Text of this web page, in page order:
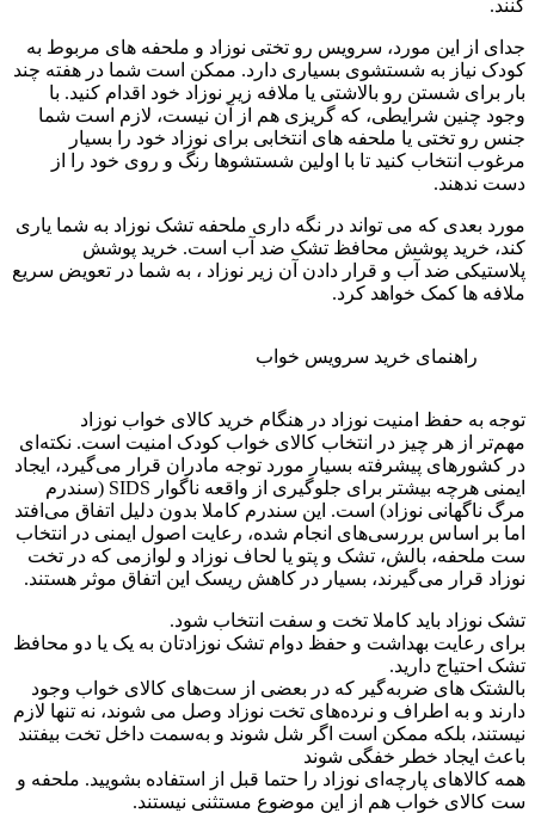
کنند.
جدای از این مورد، سرویس رو تختی نوزاد و ملحفه های مربوط به
کودک نیاز به شستشوی بسیاری دارد. ممکن است شما در هفته چند
بار برای شستن رو بالاشتی یا ملافه زیر نوزاد خود اقدام کنید. با
وجود چنین شرایطی، که گریزی هم از آن نیست، لازم است شما
جنس رو تختی یا ملحفه های انتخابی برای نوزاد خود را بسیار
مرغوب انتخاب کنید تا با اولین شستشوها رنگ و روی خود را از
دست ندهند.
مورد بعدی که می تواند در نگه داری ملحفه تشک نوزاد به شما یاری
کند، خرید پوشش محافظ تشک ضد آب است. خرید پوشش
پلاستیکی ضد آب و قرار دادن آن زیر نوزاد ، به شما در تعویض سریع
ملافه ها کمک خواهد کرد.
راهنمای خرید سرویس خواب
توجه به حفظ امنیت نوزاد در هنگام خرید کالای خواب نوزاد
مهم‌تر از هر چیز در انتخاب کالای خواب کودک امنیت است. نکته‌ای
در کشورهای پیشرفته بسیار مورد توجه مادران قرار می‌گیرد، ایجاد
ایمنی هرچه بیشتر برای جلوگیری از واقعه ناگوار SIDS (سندرم
مرگ ناگهانی نوزاد) است. این سندرم کاملا بدون دلیل اتفاق می‌افتد
اما بر اساس بررسی‌های انجام شده، رعایت اصول ایمنی در انتخاب
ست ملحفه، بالش، تشک و پتو یا لحاف نوزاد و لوازمی که در تخت
نوزاد قرار می‌گیرند، بسیار در کاهش ریسک این اتفاق موثر هستند.
تشک نوزاد باید کاملا تخت و سفت انتخاب شود.
برای رعایت بهداشت و حفظ دوام تشک نوزادتان به یک یا دو محافظ
تشک احتیاج دارید.
بالشتک های ضربه‌گیر که در بعضی از ست‌های کالای خواب وجود
دارند و به اطراف و نرده‌های تخت نوزاد وصل می شوند، نه تنها لازم
نیستند، بلکه ممکن است اگر شل شوند و به‌سمت داخل تخت بیفتند
باعث ایجاد خطر خفگی شوند
همه کالاهای پارچه‌ای نوزاد را حتما قبل از استفاده بشویید. ملحفه و
ست کالای خواب هم از این موضوع مستثنی نیستند.